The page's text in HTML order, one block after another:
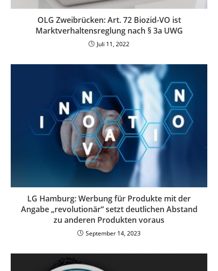
OLG Zweibrücken: Art. 72 Biozid-VO ist
Marktverhaltensreglung nach § 3a UWG
Juli 11, 2022
LG Hamburg: Werbung für Produkte mit der
Angabe „revolutionär“ setzt deutlichen Abstand
zu anderen Produkten voraus
September 14, 2023